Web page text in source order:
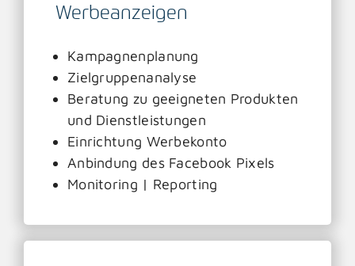
Werbeanzeigen
Kampagnenplanung
Zielgruppenanalyse
Beratung zu geeigneten Produkten
und Dienstleistungen
Einrichtung Werbekonto
Anbindung des Facebook Pixels
Monitoring | Reporting